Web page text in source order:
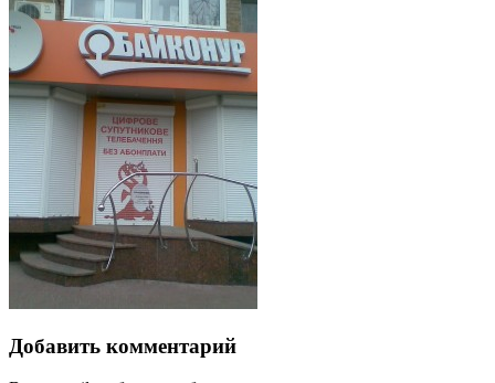
Добавить комментарий